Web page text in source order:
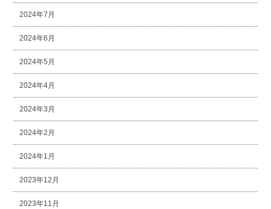
2024年7月
2024年6月
2024年5月
2024年4月
2024年3月
2024年2月
2024年1月
2023年12月
2023年11月